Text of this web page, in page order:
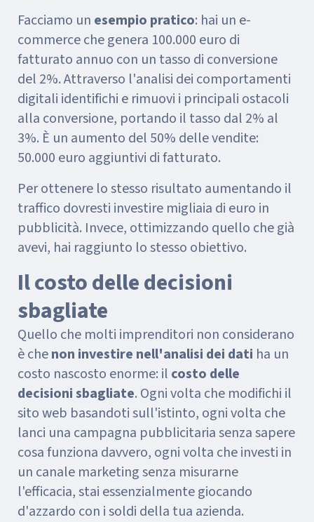
Facciamo un esempio pratico: hai un e-
commerce che genera 100.000 euro di
fatturato annuo con un tasso di conversione
del 2%. Attraverso l'analisi dei comportamenti
digitali identifichi e rimuovi i principali ostacoli
alla conversione, portando il tasso dal 2% al
3%. È un aumento del 50% delle vendite:
50.000 euro aggiuntivi di fatturato.
Per ottenere lo stesso risultato aumentando il
traffico dovresti investire migliaia di euro in
pubblicità. Invece, ottimizzando quello che già
avevi, hai raggiunto lo stesso obiettivo.
Il costo delle decisioni
sbagliate
Quello che molti imprenditori non considerano
è chenon investire nell'analisi dei dati ha un
costo nascosto enorme: il costo delle
decisioni sbagliate. Ogni volta che modifichi il
sito web basandoti sull'istinto, ogni volta che
lanci una campagna pubblicitaria senza sapere
cosa funziona davvero, ogni volta che investi in
un canale marketing senza misurarne
l'efficacia, stai essenzialmente giocando
d'azzardo con i soldi della tua azienda.